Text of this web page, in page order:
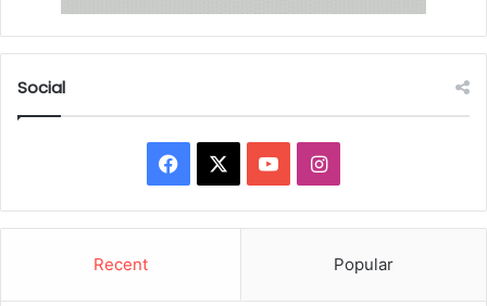
Social
Facebook YouTubeInstagram
Recent Popular